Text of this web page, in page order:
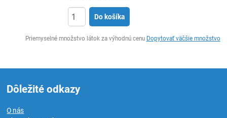
Do košíka
Priemyselné množstvo látok za výhodnú cenu Dopytovať väčšie množstvo
Dôležité odkazy
O nás